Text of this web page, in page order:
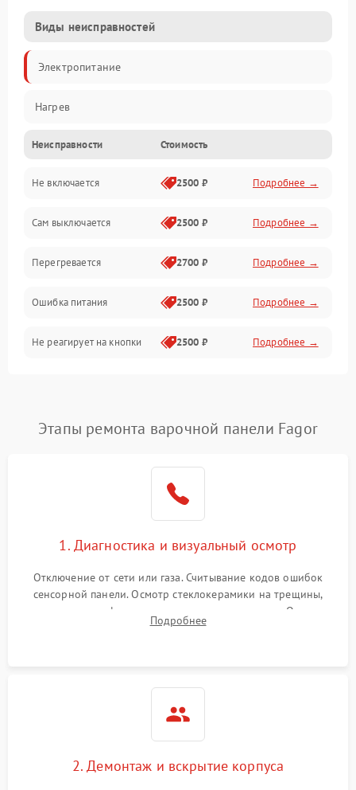
Виды неисправностей
Электропитание
Нагрев
Неисправности Стоимость
Не включается 2500 ₽ Подробнее →
Сам выключается 2500 ₽ Подробнее →
Перегревается 2700 ₽ Подробнее →
Ошибка питания 2500 ₽ Подробнее →
Не реагирует на кнопки 2500 ₽ Подробнее →
Этапы ремонта варочной панели Fagor
1. Диагностика и визуальный осмотр
Отключение от сети или газа. Считывание кодов ошибок
сенсорной панели. Осмотр стеклокерамики на трещины,
проверка конфорок на равномерность нагрева. Опрос
клиента о симптомах (не включается, не видит посуду,
Подробнее
2. Демонтаж и вскрытие корпуса